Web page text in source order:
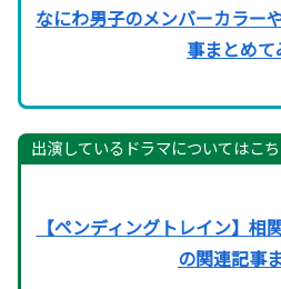
なにわ男子のメンバーカラー
事まとめて
出演しているドラマについてはこ
【ペンディングトレイン】相
の関連記事